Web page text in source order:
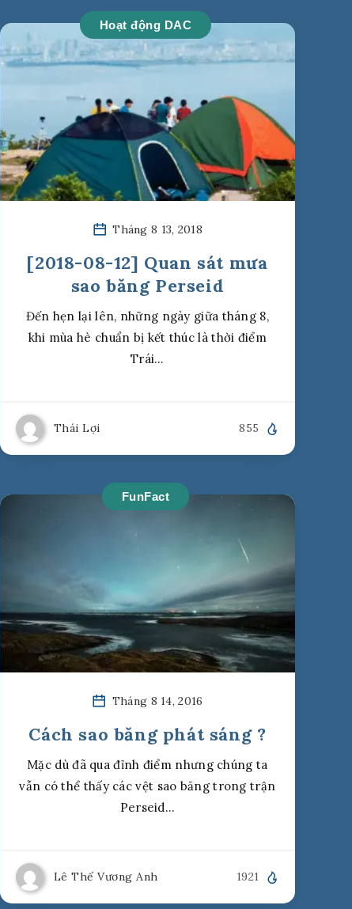
Hoạt động DAC
Tháng 8 13, 2018
[2018-08-12] Quan sát mưa
sao băng Perseid
Đến hẹn lại lên, những ngày giữa tháng 8,
khi mùa hè chuẩn bị kết thúc là thời điểm
Trái…
Thái Lợi 855
FunFact
Tháng 8 14, 2016
Cách sao băng phát sáng ?
Mặc dù đã qua đỉnh điểm nhưng chúng ta
vẫn có thể thấy các vệt sao băng trong trận
Perseid…
Lê Thế Vương Anh 1921